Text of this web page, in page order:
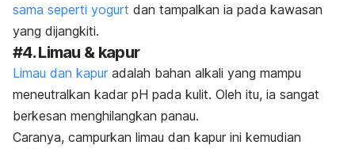
sama seperti yogurt dan tampalkan ia pada kawasan
yang dijangkiti.
#4. Limau & kapur
Limau dan kapur adalah bahan alkali yang mampu
meneutralkan kadar pH pada kulit. Oleh itu, ia sangat
berkesan menghilangkan panau.
Caranya, campurkan limau dan kapur ini kemudian